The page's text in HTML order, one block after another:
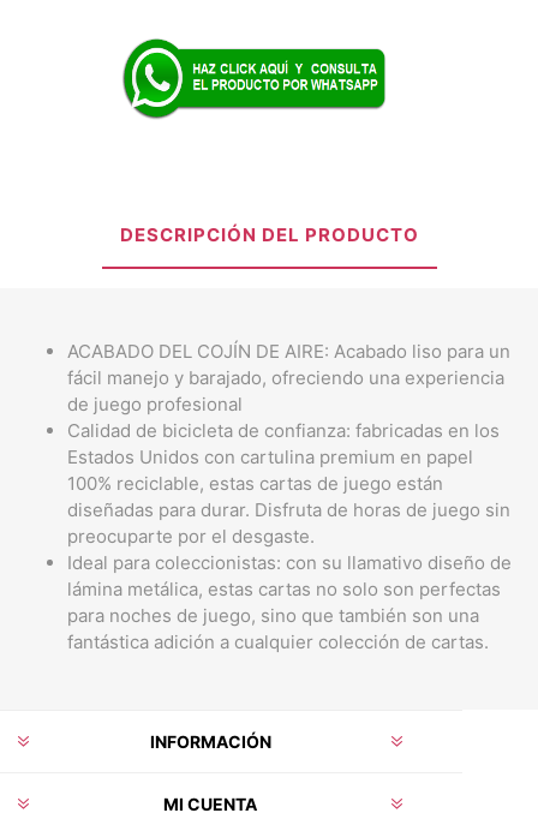
DESCRIPCIÓN DEL PRODUCTO
ACABADO DEL COJÍN DE AIRE: Acabado liso para un
fácil manejo y barajado, ofreciendo una experiencia
de juego profesional
Calidad de bicicleta de confianza: fabricadas en los
Estados Unidos con cartulina premium en papel
100% reciclable, estas cartas de juego están
diseñadas para durar. Disfruta de horas de juego sin
preocuparte por el desgaste.
Ideal para coleccionistas: con su llamativo diseño de
lámina metálica, estas cartas no solo son perfectas
para noches de juego, sino que también son una
fantástica adición a cualquier colección de cartas.
INFORMACIÓN
MI CUENTA